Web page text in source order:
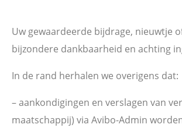
Uw gewaardeerde bijdrage, nieuwtje
bijzondere dankbaarheid en achting
In de rand herhalen we overigens dat:
– aankondigingen en verslagen van
maatschappij) via Avibo-Admin